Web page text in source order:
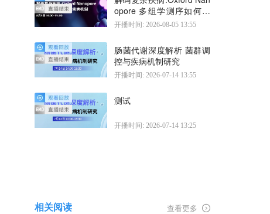
opore 多组学测序如何揭
示疾病机制
开播时间: 2026-08-05 13:55
肠菌代谢深度解析 菌群调
控与疾病机制研究
开播时间: 2026-07-14 13:55
测试
开播时间: 2026-07-14 13:25
相关阅读 查看更多